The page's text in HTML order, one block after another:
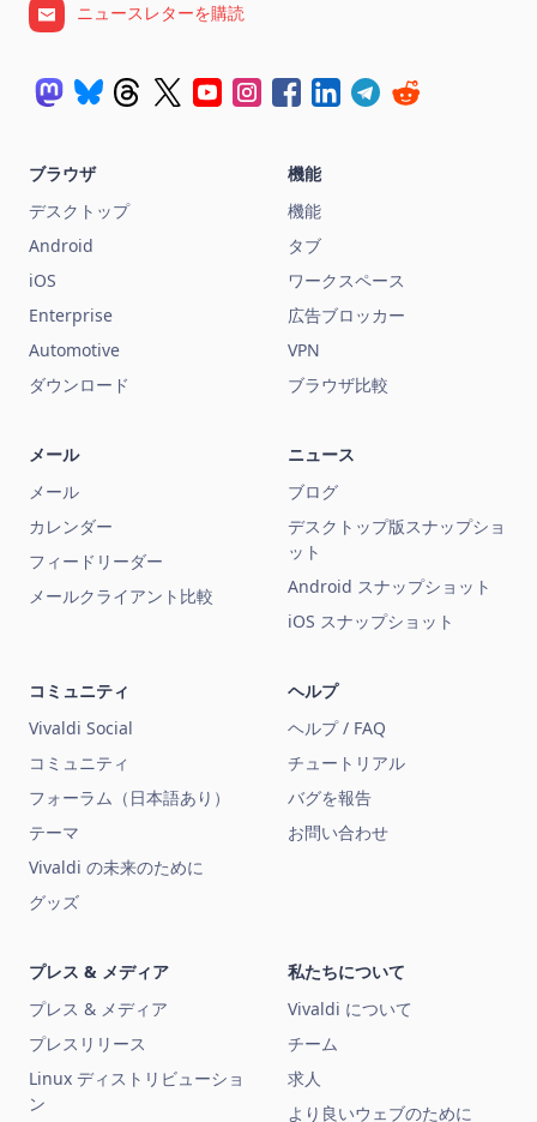
ニュースレターを購読
ブラウザ
デスクトップ
Android
iOS
Enterprise
Automotive
ダウンロード
機能
機能
タブ
ワークスペース
広告ブロッカー
VPN
ブラウザ比較
メール
メール
カレンダー
フィードリーダー
メールクライアント比較
ニュース
ブログ
デスクトップ版スナップショ
ット
Android スナップショット
iOS スナップショット
コミュニティ
Vivaldi Social
コミュニティ
フォーラム（日本語あり）
テーマ
Vivaldi の未来のために
グッズ
ヘルプ
ヘルプ / FAQ
チュートリアル
バグを報告
お問い合わせ
プレス & メディア
プレス & メディア
プレスリリース
Linux ディストリビューショ
ン
私たちについて
Vivaldi について
チーム
求人
より良いウェブのために